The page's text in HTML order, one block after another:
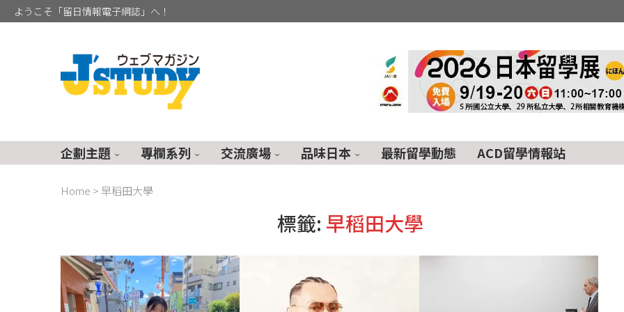
ようこそ「留日情報電子網誌」へ！
企劃主題 專欄系列 交流廣場 品味日本 最新留學動態 ACD留學情報站
Home >早稻田大學
標籤:早稻田大學